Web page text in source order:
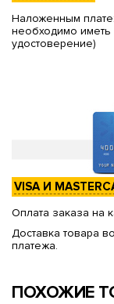
Наложенным
необходимо иметь
удостоверение)
VISA И
Оплата заказа на
Доставка товара
платежа.
ПОХОЖИЕ